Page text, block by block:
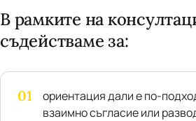
В рамките на
съдействаме за:
01
ориентация дали е по-
взаимно съгласие или